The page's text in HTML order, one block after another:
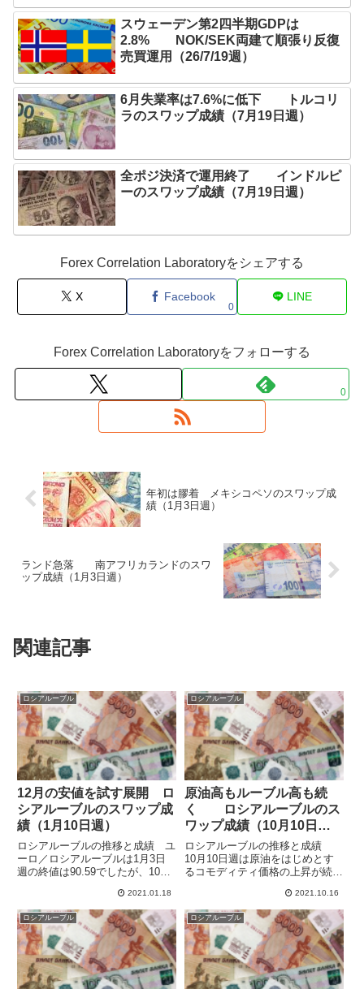
スウェーデン第2四半期GDPは
2.8% NOK/SEK両建て順張り反復
売買運用（26/7/19週）
6月失業率は7.6%に低下 トルコリ
ラのスワップ成績（7月19日週）
全ポジ決済で運用終了 インドルピ
ーのスワップ成績（7月19日週）
Forex Correlation Laboratoryをシェアする
X Facebook
0
LINE
Forex Correlation Laboratoryをフォローする
0
年初は膠着 メキシコペソのスワップ成
績（1月3日週）
ランド急落 南アフリカランドのスワ
ップ成績（1月3日週）
関連記事
ロシアルーブル
12月の安値を試す展開 ロ
シアルーブルのスワップ成
績（1月10日週）
ロシアルーブルの推移と成績 ユ
ーロ／ロシアルーブルは1月3日
週の終値は90.59でしたが、10日
ロ安・ルーブル高が進んでいま
す。12月の安値88.32に近づいて
きました。ユーロが下落したのも
効いている感じで...
2021.01.18
ロシアルーブル
原油高もルーブル高も続
く ロシアルーブルのス
ワップ成績（10月10日
週）
ロシアルーブルの推移と成績
10月10日週は原油をはじめとす
るコモディティ価格の上昇が続
物価格は7年ぶりの高値の82.49ド
ルをつけています。産油国のロシ
アの通貨ルーブルも大きく上昇し
ています。ユーロ/ロシア...
2021.10.16
ロシアルーブル ロシアルーブル